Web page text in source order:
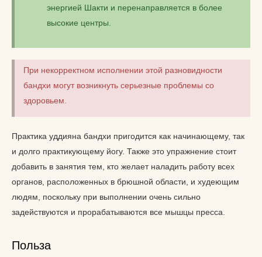
энергией Шакти и перенаправляется в более
высокие центры.
При некорректном исполнении этой разновидности
бандхи могут возникнуть серьезные проблемы со
здоровьем.
Практика уддияна бандхи пригодится как начинающему, так
и долго практикующему йогу. Также это упражнение стоит
добавить в занятия тем, кто желает наладить работу всех
органов, расположенных в брюшной области, и худеющим
людям, поскольку при выполнении очень сильно
задействуются и прорабатываются все мышцы пресса.
Польза